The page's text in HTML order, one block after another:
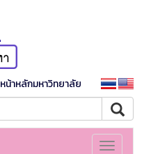
หน้าหลักมหาวิทยาลัย
Toggle